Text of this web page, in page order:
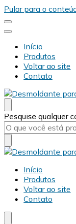
Pular para o
Início
Produtos
Voltar ao site
Contato
Desmold
Blog Desmold
Procurando
algo?
Pesquise qualquer
Desmold
Blog Desmold
Início
Produtos
Voltar ao site
Contato